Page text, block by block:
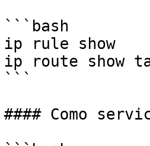
```bash
ip rule show
ip route show
```
#### Como